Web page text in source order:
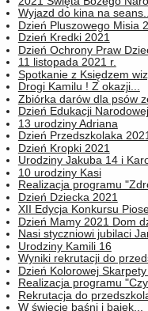
Wyjazd do kina na seans...
Dzień Pluszowego Misia
Dzień Kredki 2021
Dzień Ochrony Praw
11 listopada 2021 r.
Spotkanie z Księdzem
Drogi Kamilu ! Z okazji...
Zbiórka darów dla psów
Dzień Edukacji
13 urodziny Adriana
Dzień Przedszkolaka 2021
Dzień Kropki 2021
Urodziny Jakuba 14 i
10 urodziny Kasi
Realizacja programu
Dzień Dziecka 2021
XII Edycja Konkursu
Dzień Mamy 2021 Dom
Nasi styczniowi jubilaci
Urodziny Kamili 16
Wyniki rekrutacji do
Dzień Kolorowej Skarpety
Realizacja programu
Rekrutacja do
W świecie baśni i bajek...